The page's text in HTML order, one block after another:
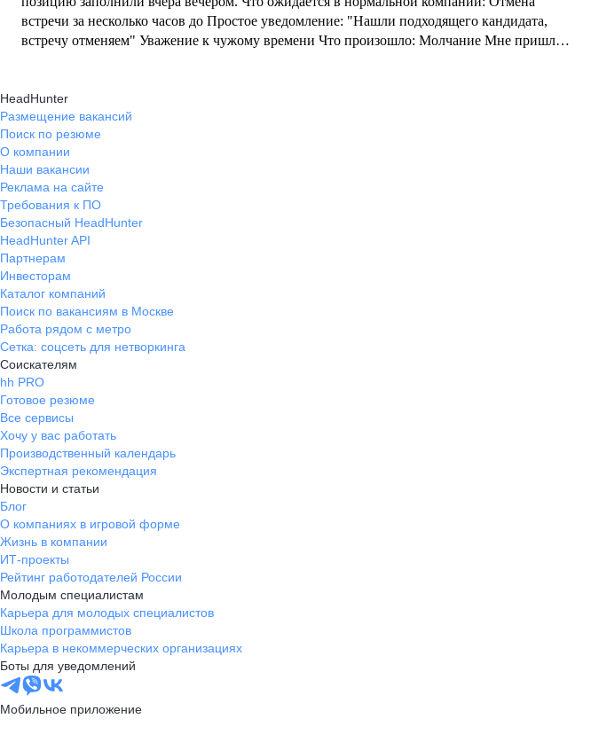
встречи за несколько часов до Простое уведомление: "Нашли подходящего кандидата,
встречу отменяем" Уважение к чужому времени Что произошло: Молчание Мне пришлось
соискателей людьми, достойными элементарной вежливости. Если они так относятся к
людям, которые хотят работать, то можно представить, как они относятся к сотрудникам.
Вывод: Компания испытывает недостаток базовой культуры общения и ответственности.
Рекомендую обходить стороной.
HeadHunter
Размещение вакансий
Поиск по резюме
О компании
Наши вакансии
Реклама на сайте
Требования к ПО
Безопасный HeadHunter
HeadHunter API
Партнерам
Инвесторам
Каталог компаний
Поиск по вакансиям в Москве
Работа рядом с метро
Сетка: соцсеть для нетворкинга
Соискателям
hh PRO
Готовое резюме
Все сервисы
Хочу у вас работать
Производственный календарь
Экспертная рекомендация
Новости и статьи
Блог
О компаниях в игровой форме
Жизнь в компании
ИТ-проекты
Рейтинг работодателей России
Молодым специалистам
Карьера для молодых специалистов
Школа программистов
Карьера в некоммерческих организациях
Боты для уведомлений
Мобильное приложение